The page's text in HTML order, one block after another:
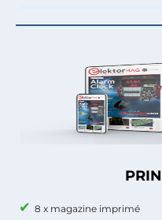
8 x magazine imprimé